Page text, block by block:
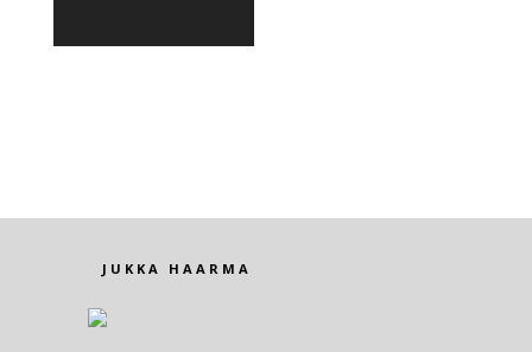
JUKKA HAARMA